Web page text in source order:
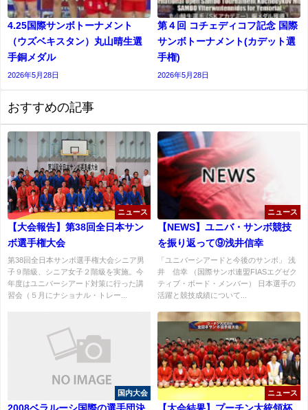
4.25国際サンボトーナメント
（ウズベキスタン）丸山晴生選
手銅メダル
2026年5月28日
第４回 コチェディコフ記念 国際
サンボトーナメント(カデット選
⼿権)
2026年5月28日
おすすめの記事
ニュース
【大会報告】第38回全日本サン
ボ選手権大会
第38回全日本サンボ選手権大会シニア男
子９階級、シニア女子２階級を実施。今
年度はユニバーシアード対策に行った講
習会（５月にナショナル・トレー...
ニュース
【NEWS】ユニバ・サンボ競技
を振り返って⑨浅井信幸
「ユニバーシアードと今後のサンボ」 浅
井 信幸 （国際サンボ連盟FIASエグゼク
ティブ・ボード・メンバー） 日本選手の
活躍と競技成績について...
国内大会
2008ベラルーシ国際の選手団決
ニュース
【大会結果】プーチン大統領杯